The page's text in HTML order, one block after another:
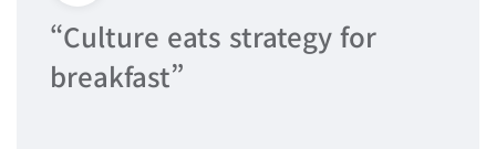
“Culture eats strategy for
breakfast”